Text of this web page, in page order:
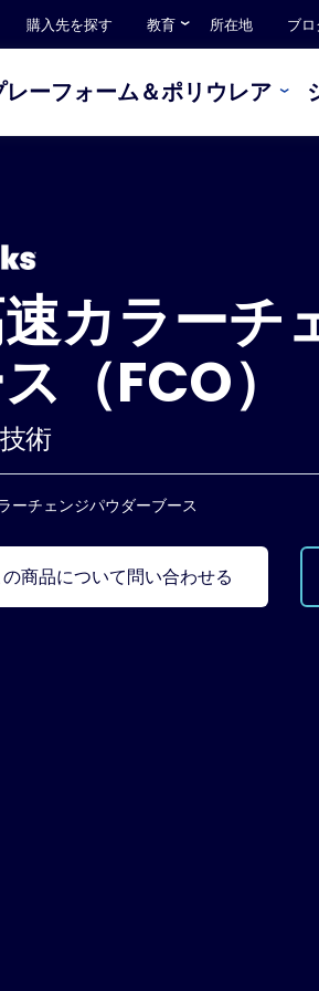
購入先を探す 教育 所在地 ブ
レーフォーム＆ポリウレア
カラーチ
（FCO）
術
ーチェンジパウダーブース
の商品について問い合わせる